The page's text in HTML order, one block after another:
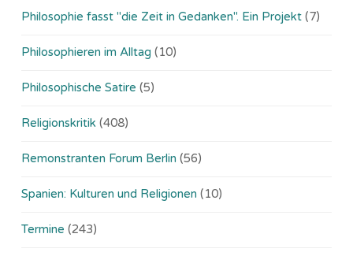
Philosophie fasst "die Zeit in Gedanken". Ein Projekt (7)
Philosophieren im Alltag (10)
Philosophische Satire (5)
Religionskritik (408)
Remonstranten Forum Berlin (56)
Spanien: Kulturen und Religionen (10)
Termine (243)